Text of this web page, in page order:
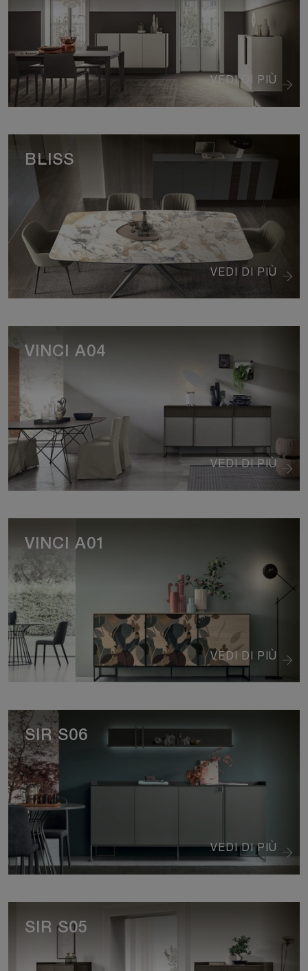
VEDI DI PIÙ
VEDI DI PIÙ
BLISS
VEDI DI PIÙ
VINCI A04
VEDI DI PIÙ
VINCI A01
VEDI DI PIÙ
SIR S06
SIR S05